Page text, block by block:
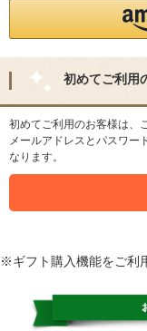
初めてご利用
初めてご利用のお客様は、
メールアドレスとパスワー
なります。
※ギフト購入機能をご利